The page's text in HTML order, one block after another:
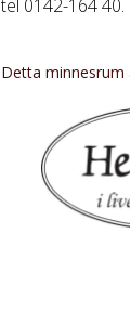
tel 0142-164 40.
Detta minnesrum